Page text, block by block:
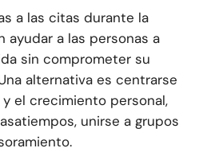
a las citas durante la
ayudar a las personas a
sin comprometer su
alternativa es centrarse
el crecimiento personal,
unirse a grupos